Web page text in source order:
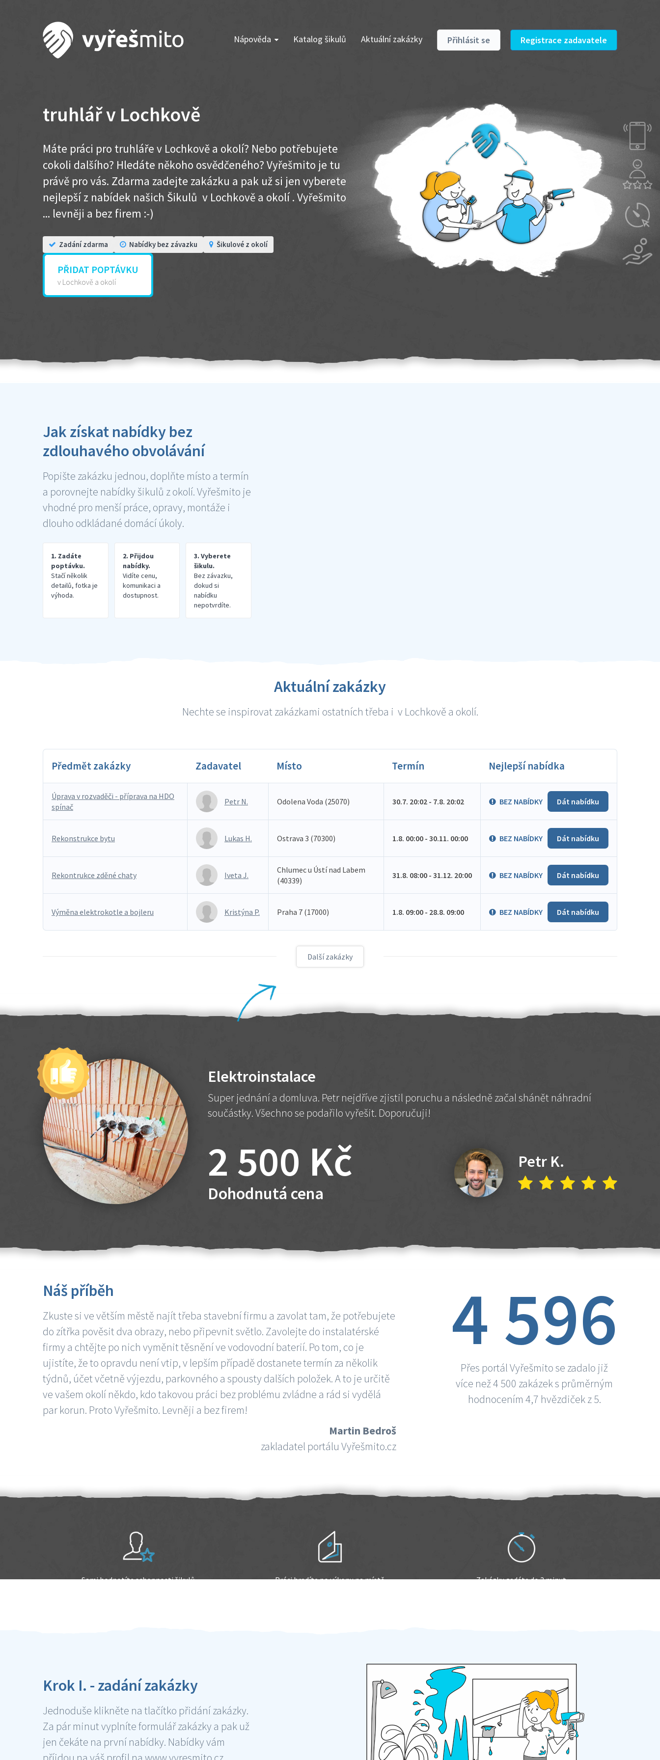
Nápověda Katalog šikulů Aktuální zakázky Přihlásit se Registrace zadavatele
truhlář v Lochkově
Máte práci pro truhláře v Lochkově a okolí? Nebo potřebujete
cokoli dalšího? Hledáte někoho osvědčeného? Vyřešmito je tu
právě pro vás. Zdarma zadejte zakázku a pak už si jen vyberete
nejlepší z nabídek našich Šikulů v Lochkově a okolí . Vyřešmito
... levněji a bez firem :-)
Zadání zdarma Nabídky bez závazku Šikulové z okolí
PŘIDAT POPTÁVKU
v Lochkově a okolí
Jak získat nabídky bez
zdlouhavého obvolávání
Popište zakázku jednou, doplňte místo a termín
a porovnejte nabídky šikulů z okolí. Vyřešmito je
vhodné pro menší práce, opravy, montáže i
dlouho odkládané domácí úkoly.
1. Zadáte
poptávku.
Stačí několik
detailů, fotka je
výhoda.
2. Přijdou
nabídky.
Vidíte cenu,
komunikaci a
dostupnost.
3. Vyberete
šikulu.
Bez závazku,
dokud si
nabídku
nepotvrdíte.
Aktuální zakázky
Nechte se inspirovat zakázkami ostatních třeba i v Lochkově a okolí.
Předmět zakázky Zadavatel Místo Termín Nejlepší nabídka
Úprava v rozvaděči - příprava na HDO
spínač
Petr N. Odolena Voda (25070) 30.7. 20:02 - 7.8. 20:02 BEZ NABÍDKY Dát nabídku
Rekonstrukce bytu Lukas H. Ostrava 3 (70300) 1.8. 00:00 - 30.11. 00:00 BEZ NABÍDKY Dát nabídku
Rekontrukce zděné chaty Iveta J.
Chlumec u Ústí nad Labem
(40339)
31.8. 08:00 - 31.12. 20:00 BEZ NABÍDKY Dát nabídku
Výměna elektrokotle a bojleru Kristýna P. Praha 7 (17000) 1.8. 09:00 - 28.8. 09:00 BEZ NABÍDKY Dát nabídku
Další zakázky
Elektroinstalace
Super jednání a domluva. Petr nejdříve zjistil poruchu a následně začal shánět náhradní
součástky. Všechno se podařilo vyřešit. Doporučuji!
2 500 Kč
Dohodnutá cena
Petr K.
Náš příběh
Zkuste si ve větším městě najít třeba stavební firmu a zavolat tam, že potřebujete
do zítřka pověsit dva obrazy, nebo připevnit světlo. Zavolejte do instalatérské
firmy a chtějte po nich vyměnit těsnění ve vodovodní baterií. Po tom, co je
ujistíte, že to opravdu není vtip, v lepším případě dostanete termín za několik
týdnů, účet včetně výjezdu, parkovného a spousty dalších položek. A to je určitě
ve vašem okolí někdo, kdo takovou práci bez problému zvládne a rád si vydělá
par korun. Proto Vyřešmito. Levněji a bez firem!
Martin Bedroš
zakladatel portálu Vyřešmito.cz
4 596
Přes portál Vyřešmito se zadalo již
více než 4 500 zakázek s průměrným
hodnocením 4,7 hvězdiček z 5.
Sami hodnotíte schopnosti šikulů Práci hradíte po výkonu na místě Zakázku zadáte do 2 minut
Krok I. - zadání zakázky
Jednoduše klikněte na tlačítko přidání zakázky.
Za pár minut vyplníte formulář zakázky a pak už
jen čekáte na první nabídky. Nabídky vám